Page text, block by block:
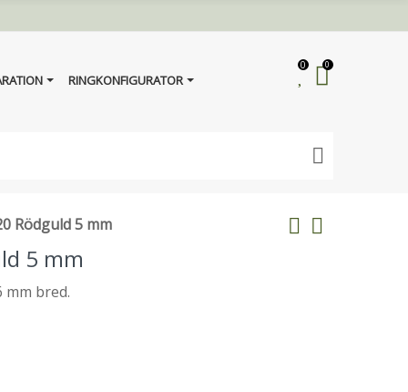
RINGKONFIGURATOR
0 0
Rödguld 5 mm
5 mm
mm bred.